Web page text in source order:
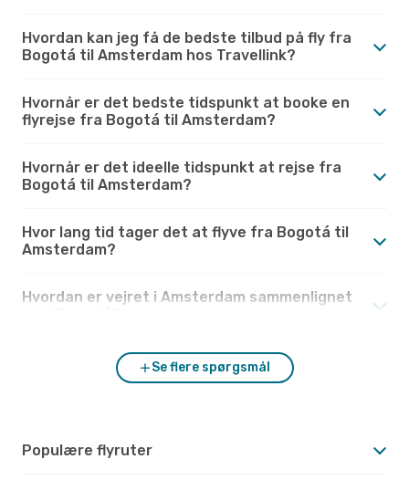
Hvordan kan jeg få de bedste tilbud på fly fra
Bogotá til Amsterdam hos Travellink?
Hvornår er det bedste tidspunkt at booke en
flyrejse fra Bogotá til Amsterdam?
Hvornår er det ideelle tidspunkt at rejse fra
Bogotá til Amsterdam?
Hvor lang tid tager det at flyve fra Bogotá til
Amsterdam?
Hvordan er vejret i Amsterdam sammenlignet
Se flere spørgsmål
Populære flyruter